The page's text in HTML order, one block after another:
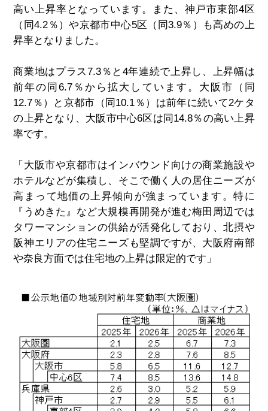
高い上昇率となっています。また、神戸市東部4区
（同4.2％）や京都市中心5区（同3.9％）も高めの上
昇率となりました。
商業地はプラス7.3％と4年連続で上昇し、上昇幅は
前年の同6.7％から拡大しています。大阪市（同
12.7％）と京都市（同10.1％）は前年に続いて2ケタ
の上昇となり、大阪市中心6区は同14.8％の高い上昇
率です。
「大阪市や京都市はインバウンド向けの商業施設や
ホテルなどが集積し、そこで働く人の居住ニーズが
高まって地価の上昇傾向が強まっています。特に
『うめきた』など大規模再開発が進む梅田周辺では
タワーマンションの供給が活発化しており、北摂や
阪神エリアの住宅ニーズも堅調ですが、大阪府南部
や奈良方面では住宅地の上昇は限定的です」